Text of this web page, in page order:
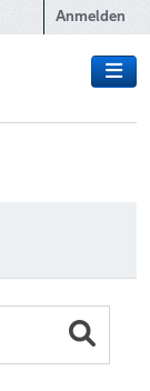
Anmelden